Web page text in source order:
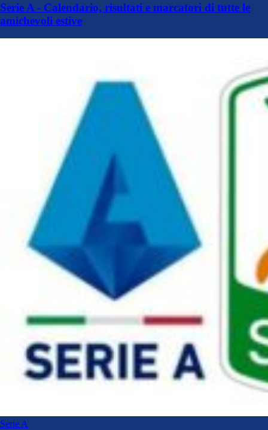
Serie A - Calendario, risultati e marcatori di tutte le
amichevoli estive
Serie A